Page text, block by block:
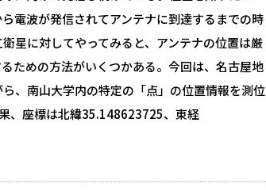
電波が発信されてアンテナに到達するまでの時
星に対してやってみると、アンテナの位置は厳
ための方法がいくつかある。今回は、名古屋地
、南山大学内の特定の「点」の位置情報を測位
、座標は北緯35.148623725、東経